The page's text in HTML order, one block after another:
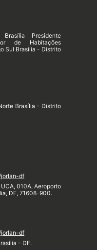
Presidente
de Habitações
Sul Brasília - Distrito
Brasília - Distrito
jorlan-df
010A, Aeroporto
DF, 71608-900.
jorlan-df
- DF.